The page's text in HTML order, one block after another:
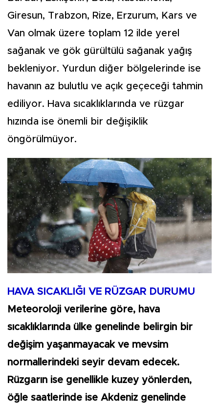
Giresun, Trabzon, Rize, Erzurum, Kars ve
Van olmak üzere toplam 12 ilde yerel
sağanak ve gök gürültülü sağanak yağış
bekleniyor. Yurdun diğer bölgelerinde ise
havanın az bulutlu ve açık geçeceği tahmin
ediliyor. Hava sıcaklıklarında ve rüzgar
hızında ise önemli bir değişiklik
öngörülmüyor.
HAVA SICAKLIĞI VE RÜZGAR DURUMU
Meteoroloji verilerine göre, hava
sıcaklıklarında ülke genelinde belirgin bir
değişim yaşanmayacak ve mevsim
normallerindeki seyir devam edecek.
Rüzgarın ise genellikle kuzey yönlerden,
öğle saatlerinde ise Akdeniz genelinde